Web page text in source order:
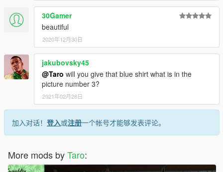
30Gamer
beautiful
2020年12月30日
jakubovsky45
@Taro will you give that blue shirt what is in the
picture number 3?
2021年02月28日
加入对话！ 登入或注册一个帐号才能够发表评论。
More mods byTaro: